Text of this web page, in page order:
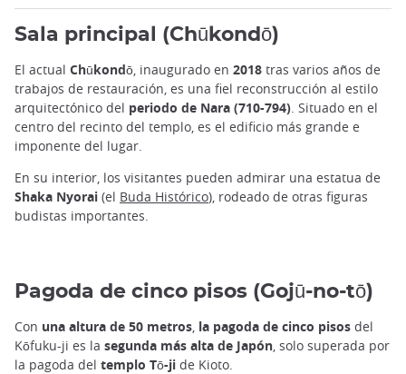
Sala principal (Chūkondō)
El actual Chūkondō , inaugurado en 2018 tras varios años de
trabajos de restauración, es una fiel reconstrucción al estilo
arquitectónico del periodo de Nara (710-794) . Situado en el
centro del recinto del templo, es el edificio más grande e
imponente del lugar.
En su interior, los visitantes pueden admirar una estatua de
Shaka Nyorai (el Buda Histórico), rodeado de otras figuras
budistas importantes.
Pagoda de cinco pisos (Gojū-no-tō)
Con una altura de 50 metros, la pagoda de cinco pisos del
Kōfuku-ji es la segunda más alta de Japón, solo superada por
la pagoda del templo Tō-ji de Kioto.